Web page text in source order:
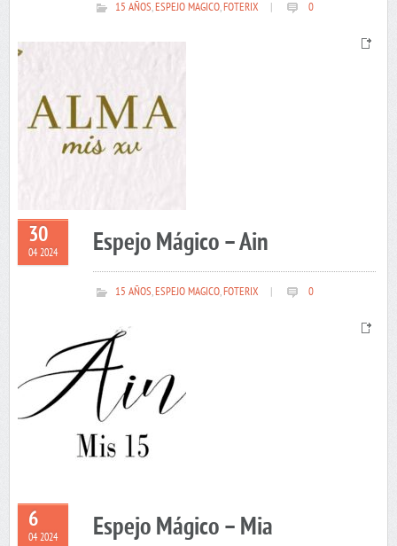
15 AÑOS,ESPEJO MAGICO,FOTERIX 0
30
04 2024 Espejo Mágico – Ain
15 AÑOS,ESPEJO MAGICO,FOTERIX 0
6
04 2024 Espejo Mágico – Mia